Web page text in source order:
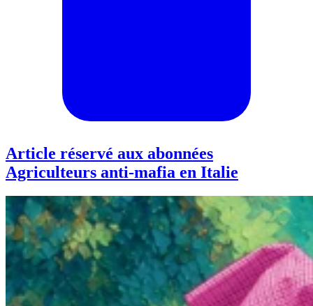
Article réservé aux abonnées
Agriculteurs anti-mafia en Italie